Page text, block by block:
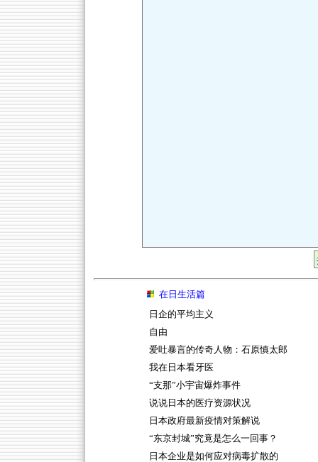
在日生活篇
日企的平均主义
自由
爱吐暴言的传奇人物：石原慎太郎
我在日本看牙医
“支那”小宇宙爆炸事件
说说日本的医疗资源状况
日本政府最新疫情对策解说
“东京封城”究竟是怎么一回事？
日本企业是如何应对病毒扩散的